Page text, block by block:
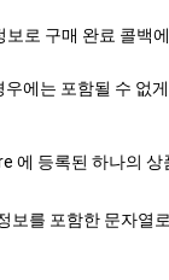
로 구매 완료 콜백
에는 포함될 수 없
에 등록된 하나의 상
보를 포함한 문자열